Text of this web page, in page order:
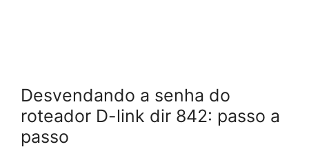
Desvendando a senha do
roteador D-link dir 842: passo a
passo